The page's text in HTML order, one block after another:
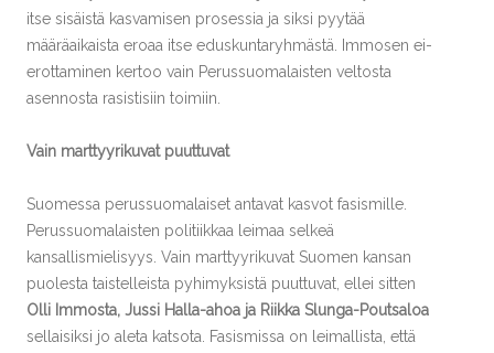
itse sisäistä kasvamisen prosessia ja siksi pyytää
määräaikaista eroaa itse eduskuntaryhmästä. Immosen ei-
erottaminen kertoo vain Perussuomalaisten veltosta
asennosta rasistisiin toimiin.
Vain marttyyrikuvat puuttuvat
Suomessa perussuomalaiset antavat kasvot fasismille.
Perussuomalaisten politiikkaa leimaa selkeä
kansallismielisyys. Vain marttyyrikuvat Suomen kansan
puolesta taistelleista pyhimyksistä puuttuvat, ellei sitten
Olli Immosta, Jussi Halla-ahoa ja Riikka Slunga-Poutsaloa
sellaisiksi jo aleta katsota. Fasismissa on leimallista, että